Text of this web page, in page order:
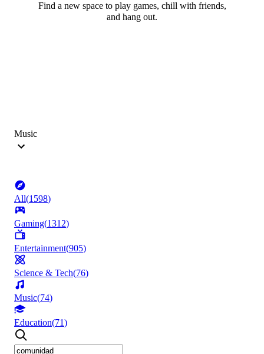
Find a new space to play games, chill with friends,
and hang out.
Music
All(1598)
Gaming(1312)
Entertainment(905)
Science & Tech(76)
Music(74)
Education(71)